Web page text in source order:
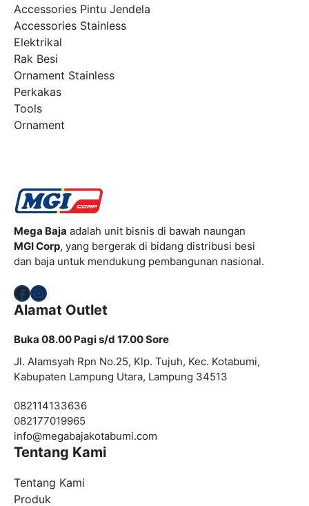
Accessories Pintu Jendela
Accessories Stainless
Elektrikal
Rak Besi
Ornament Stainless
Perkakas
Tools
Ornament
Mega Baja adalah unit bisnis di bawah naungan
MGI Corp, yang bergerak di bidang distribusi besi
dan baja untuk mendukung pembangunan nasional.
Facebook
Instagram
Alamat Outlet
Buka 08.00 Pagi s/d 17.00 Sore
Jl. Alamsyah Rpn No.25, Klp. Tujuh, Kec. Kotabumi,
Kabupaten Lampung Utara, Lampung 34513
082114133636
082177019965
info@megabajakotabumi.com
Tentang Kami
Tentang Kami
Produk